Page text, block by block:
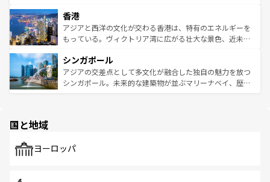
とつ。フォーやバインミー、ベトナムコーヒーなどは、ぜ
ひ現地で味わいたい。どの地域を訪れてもあたたかい人々
が旅行者を迎えてくれるので、きっと忘れられない旅にな
参照してほしい。
の活気が交差している。北部ではチェンマイなどの山岳地
帯で自然と触れ合い、南部ではプーケットやクラビの美し
いビーチでリゾート気分を楽しむことができる。タイ料理
激する。気候は一年中温暖で、どの季節にも異なる楽しみ
が待っている。親しみやすいタイの人々、仏教を中心とし
た文化、そして多様な観光資源が、訪れる旅人を魅了し続
香港
アジアと西洋の文化が交わる香港は、特有のエネルギーを
もっている。ヴィクトリア湾に広がる壮大な景色、近未来
み、どこを訪れても感動するはず。観光スポットが密集し
ており、効率よく見どころを回れるのも魅力。息をのむよ
うな絶景から文化的な体験まで、香港を存分に楽しみ尽く
シンガポール
アジアの交差点として多文化が融合した独自の魅力を放つ
シンガポール。未来的な建築物が並ぶマリーナベイ、歴史
で、ホーカーズは地元の風情を楽しめる外せないスポット
国と地域
ヨーロッパ